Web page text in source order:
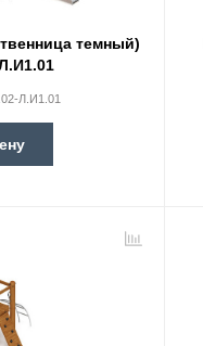
темный)
Л.И1.01